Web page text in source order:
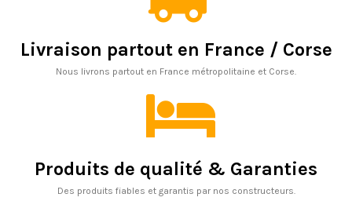
Livraison partout en France / Corse
Nous livrons partout en France métropolitaine et Corse.
Produits de qualité & Garanties
Des produits fiables et garantis par nos constructeurs.